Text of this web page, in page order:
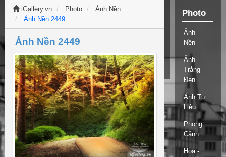
iGallery.vn Photo
Ảnh Nền
Ảnh Nền 2449
Ảnh Nền 2449
Photo
Ảnh
Nền
Ảnh
Trắng
Đen
Ảnh Tư
Liệu
Phong
Cảnh
Hoa -